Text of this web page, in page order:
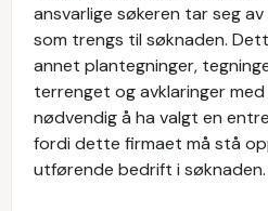
ansvarlige søkeren tar seg
som trengs til søknaden.
annet plantegninger,
terrenget og avklaringer
nødvendig å ha valgt en
fordi dette firmaet må stå
utførende bedrift i søknaden.